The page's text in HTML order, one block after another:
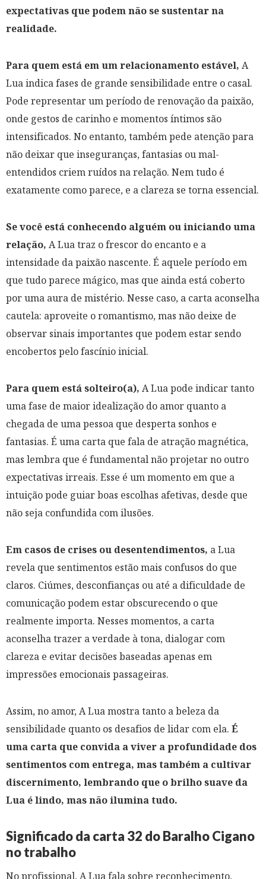
expectativas que podem não se sustentar na
realidade.
Para quem está em um relacionamento estável, A
Lua indica fases de grande sensibilidade entre o casal.
Pode representar um período de renovação da paixão,
onde gestos de carinho e momentos íntimos são
intensificados. No entanto, também pede atenção para
não deixar que inseguranças, fantasias ou mal-
entendidos criem ruídos na relação. Nem tudo é
exatamente como parece, e a clareza se torna essencial.
Se você está conhecendo alguém ou iniciando uma
relação, A Lua traz o frescor do encanto e a
intensidade da paixão nascente. É aquele período em
que tudo parece mágico, mas que ainda está coberto
por uma aura de mistério. Nesse caso, a carta aconselha
cautela: aproveite o romantismo, mas não deixe de
observar sinais importantes que podem estar sendo
encobertos pelo fascínio inicial.
Para quem está solteiro(a), A Lua pode indicar tanto
uma fase de maior idealização do amor quanto a
chegada de uma pessoa que desperta sonhos e
fantasias. É uma carta que fala de atração magnética,
mas lembra que é fundamental não projetar no outro
expectativas irreais. Esse é um momento em que a
intuição pode guiar boas escolhas afetivas, desde que
não seja confundida com ilusões.
Em casos de crises ou desentendimentos, a Lua
revela que sentimentos estão mais confusos do que
claros. Ciúmes, desconfianças ou até a dificuldade de
comunicação podem estar obscurecendo o que
realmente importa. Nesses momentos, a carta
aconselha trazer a verdade à tona, dialogar com
clareza e evitar decisões baseadas apenas em
impressões emocionais passageiras.
Assim, no amor, A Lua mostra tanto a beleza da
sensibilidade quanto os desafios de lidar com ela. É
uma carta que convida a viver a profundidade dos
sentimentos com entrega, mas também a cultivar
discernimento, lembrando que o brilho suave da
Lua é lindo, mas não ilumina tudo.
Significado da carta 32 do Baralho Cigano
no trabalho
No profissional, A Lua fala sobre reconhecimento,